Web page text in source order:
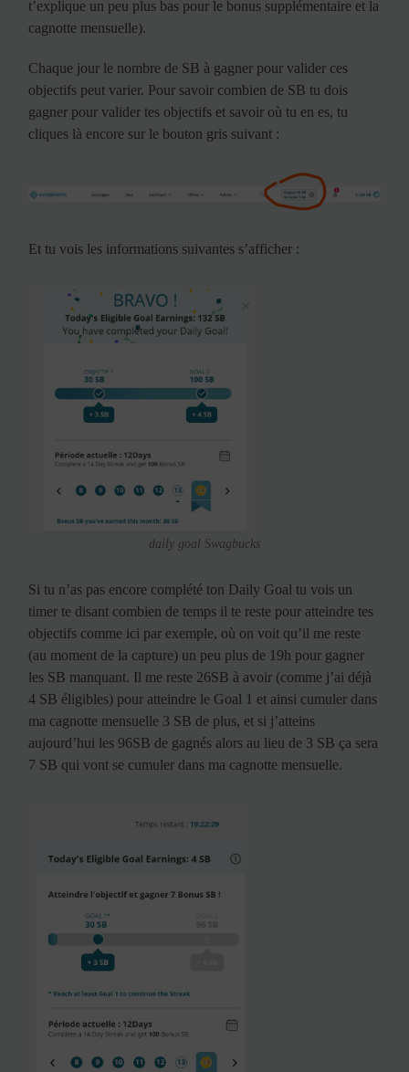
t’explique un peu plus bas pour le bonus supplémentaire et la
cagnotte mensuelle).
Chaque jour le nombre de SB à gagner pour valider ces
objectifs peut varier. Pour savoir combien de SB tu dois
gagner pour valider tes objectifs et savoir où tu en es, tu
cliques là encore sur le bouton gris suivant :
Et tu vois les informations suivantes s’afficher :
daily goal Swagbucks
Si tu n’as pas encore complété ton Daily Goal tu vois un
timer te disant combien de temps il te reste pour atteindre tes
objectifs comme ici par exemple, où on voit qu’il me reste
(au moment de la capture) un peu plus de 19h pour gagner
les SB manquant. Il me reste 26SB à avoir (comme j’ai déjà
4 SB éligibles) pour atteindre le Goal 1 et ainsi cumuler dans
ma cagnotte mensuelle 3 SB de plus, et si j’atteins
aujourd’hui les 96SB de gagnés alors au lieu de 3 SB ça sera
7 SB qui vont se cumuler dans ma cagnotte mensuelle.